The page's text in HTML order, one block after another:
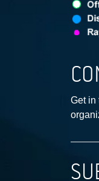
Get in